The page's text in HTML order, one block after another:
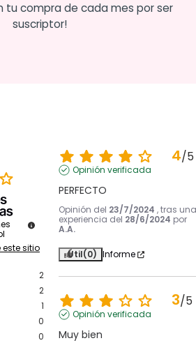
tu compra de cada mes por ser
suscriptor!
sitio
2
2
1
0
0
4/5
Opinión verificada
PERFECTO
Opinión del 23/7/2024 , tras una
experiencia del 28/6/2024 por
A.A.
Útil(0) Informe
3/5
Opinión verificada
Muy bien